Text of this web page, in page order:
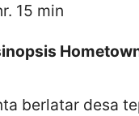
15 min
berlatar desa